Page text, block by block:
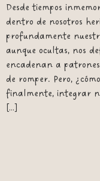
Desde tiempos
dentro de nosotros
profundamente
aunque ocultas, nos
encadenan a
de romper. Pero,
finalmente, integrar
[…]